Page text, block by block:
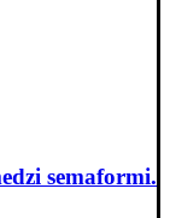
semaformi.